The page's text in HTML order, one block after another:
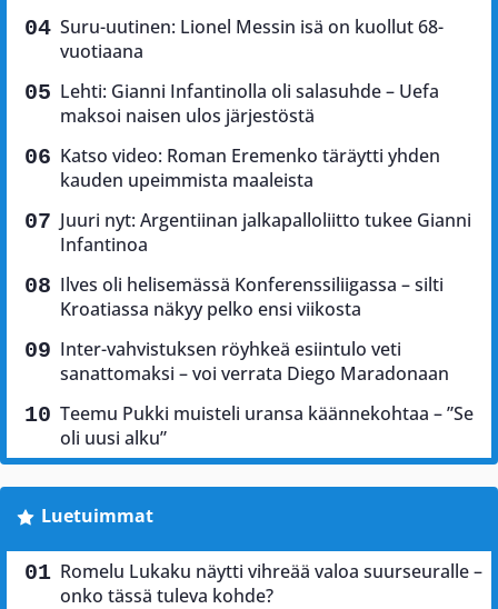
Suru-uutinen: Lionel Messin isä on kuollut 68-
vuotiaana
Lehti: Gianni Infantinolla oli salasuhde – Uefa
maksoi naisen ulos järjestöstä
Katso video: Roman Eremenko täräytti yhden
kauden upeimmista maaleista
Juuri nyt: Argentiinan jalkapalloliitto tukee Gianni
Infantinoa
Ilves oli helisemässä Konferenssiliigassa – silti
Kroatiassa näkyy pelko ensi viikosta
Inter-vahvistuksen röyhkeä esiintulo veti
sanattomaksi – voi verrata Diego Maradonaan
Teemu Pukki muisteli uransa käännekohtaa – ”Se
oli uusi alku”
Luetuimmat
Romelu Lukaku näytti vihreää valoa suurseuralle –
onko tässä tuleva kohde?